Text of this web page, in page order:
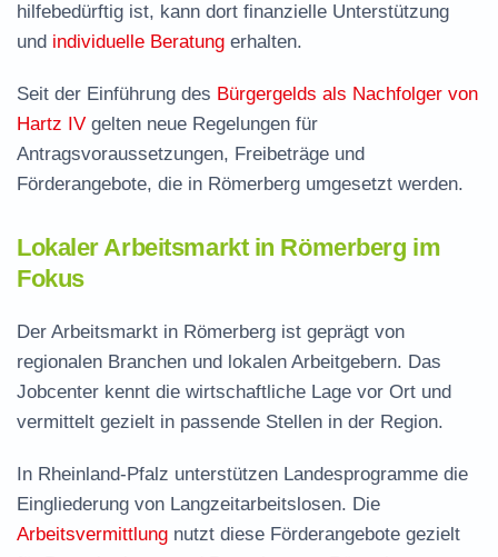
hilfebedürftig ist, kann dort finanzielle Unterstützung
und individuelle Beratung erhalten.
Seit der Einführung des Bürgergelds als Nachfolger von
Hartz IV gelten neue Regelungen für
Antragsvoraussetzungen, Freibeträge und
Förderangebote, die in Römerberg umgesetzt werden.
Lokaler Arbeitsmarkt in Römerberg im
Fokus
Der Arbeitsmarkt in Römerberg ist geprägt von
regionalen Branchen und lokalen Arbeitgebern. Das
Jobcenter kennt die wirtschaftliche Lage vor Ort und
vermittelt gezielt in passende Stellen in der Region.
In Rheinland-Pfalz unterstützen Landesprogramme die
Eingliederung von Langzeitarbeitslosen. Die
Arbeitsvermittlung nutzt diese Förderangebote gezielt